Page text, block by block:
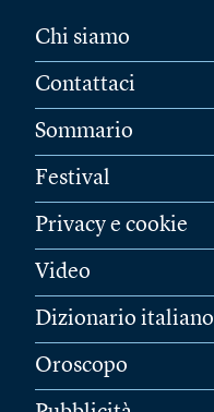
Chi siamo
Contattaci
Sommario
Festival
Privacy e cookie
Video
Dizionario italiano
Oroscopo